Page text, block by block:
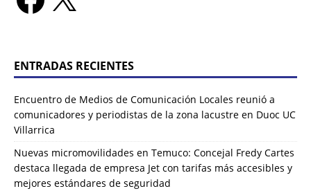
ENTRADAS RECIENTES
Encuentro de Medios de Comunicación Locales reunió a
comunicadores y periodistas de la zona lacustre en Duoc UC
Villarrica
Nuevas micromovilidades en Temuco: Concejal Fredy Cartes
destaca llegada de empresa Jet con tarifas más accesibles y
mejores estándares de seguridad